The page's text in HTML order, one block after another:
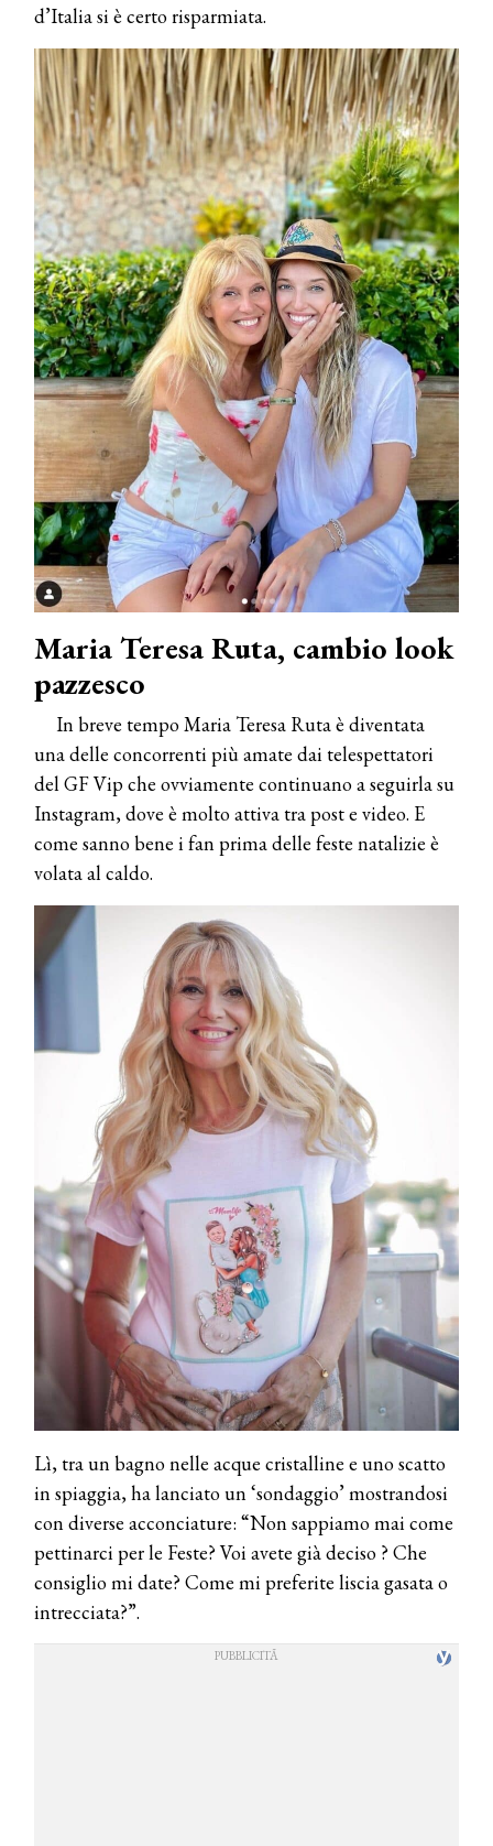
d’Italia si è certo risparmiata.
Maria Teresa Ruta, cambio look
pazzesco
In breve tempo Maria Teresa Ruta è diventata
una delle concorrenti più amate dai telespettatori
del GF Vip che ovviamente continuano a seguirla su
Instagram, dove è molto attiva tra post e video. E
come sanno bene i fan prima delle feste natalizie è
volata al caldo.
Lì, tra un bagno nelle acque cristalline e uno scatto
in spiaggia, ha lanciato un ‘sondaggio’ mostrandosi
con diverse acconciature: “Non sappiamo mai come
pettinarci per le Feste? Voi avete già deciso ? Che
consiglio mi date? Come mi preferite liscia gasata o
intrecciata?”.